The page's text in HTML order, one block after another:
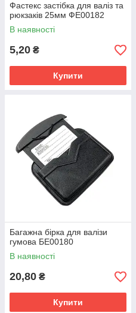
Фастекс застібка для валіз та
рюкзаків 25мм ФЕ00182
В наявності
5,20 ₴
Купити
Багажна бірка для валізи
гумова БЕ00180
В наявності
20,80 ₴
Купити